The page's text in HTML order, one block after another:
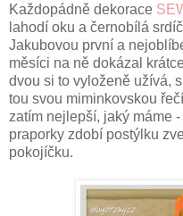
Každopádně dekorace
lahodí oku a černobílá
Jakubovou první a
měsíci na ně dokázal
dvou si to vyloženě užívá,
tou svou miminkovskou
zatím nejlepší, jaký máme
praporky zdobí postýlku
pokojíčku.